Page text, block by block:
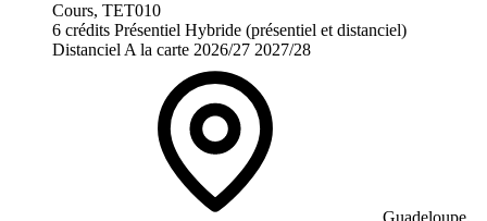
Cours, TET010
6 crédits Présentiel Hybride (présentiel et distanciel)
Distanciel A la carte 2026/27 2027/28